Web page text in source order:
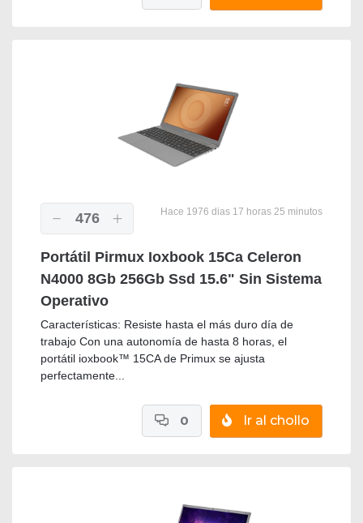
476 Hace 1976 dias 17 horas 25 minutos
Portátil Pirmux Ioxbook 15Ca Celeron
N4000 8Gb 256Gb Ssd 15.6" Sin Sistema
Operativo
Características: Resiste hasta el más duro día de
trabajo Con una autonomía de hasta 8 horas, el
portátil ioxbook™ 15CA de Primux se ajusta
perfectamente...
Ir al chollo
0